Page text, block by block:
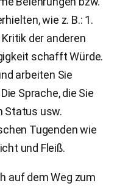
wie z. B.: 1.
der anderen
schafft Würde.
arbeiten Sie
Sprache, die Sie
Status usw.
Tugenden wie
und Fleiß.
auf dem Weg zum